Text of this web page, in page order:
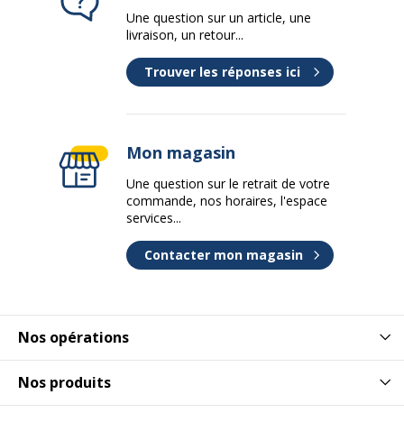
Nos opérations
Nos produits
Une question sur un article, une
livraison, un retour...
Trouver les réponses ici
Mon magasin
Une question sur le retrait de votre
commande, nos horaires, l'espace
services...
Contacter mon magasin